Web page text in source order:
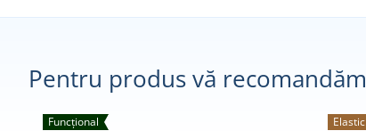
Pentru produs vă recomandăm
Funcțional
Elastic